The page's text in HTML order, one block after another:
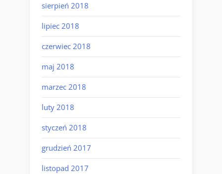
sierpień 2018
lipiec 2018
czerwiec 2018
maj 2018
marzec 2018
luty 2018
styczeń 2018
grudzień 2017
listopad 2017